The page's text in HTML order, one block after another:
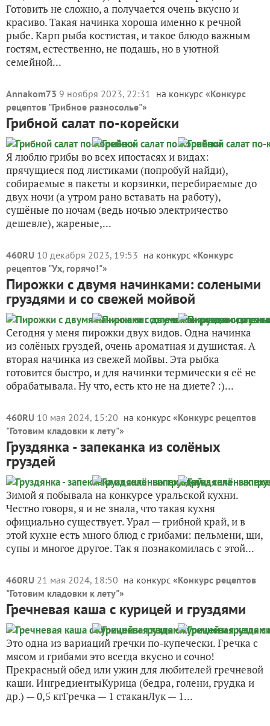
Готовить не сложно, а получается очень вкусно и
красиво. Такая начинка хороша именно к речной
рыбе. Карп рыба костистая, и такое блюдо важным
гостям, естественно, не подашь, но в уютной
семейной...
Annakom73 9 ноября 2023, 22:31 на конкурс «Конкурс
рецептов "Грибное разносолье"»
Грибной салат по-корейски
Я люблю грибы во всех ипостасях и видах:
прячущиеся под листиками (попробуй найди),
собираемые в пакеты и корзинки, перебираемые до
двух ночи (а утром рано вставать на работу),
сушёные по ночам (ведь ночью электричество
дешевле), жареные,...
460RU 10 декабря 2023, 19:53 на конкурс «Конкурс
рецептов "Ух, горячо!"»
Пирожки с двумя начинками: солеными
груздями и со свежей мойвой
Сегодня у меня пирожки двух видов. Одна начинка
из солёных груздей, очень ароматная и душистая. А
вторая начинка из свежей мойвы. Эта рыбка
готовится быстро, и для начинки термически я её не
обрабатывала. Ну что, есть кто не на диете? :)...
460RU 10 мая 2024, 15:20 на конкурс «Конкурс рецептов
"Готовим кладовки к лету"»
Груздянка - запеканка из солёных
груздей
Зимой я побывала на конкурсе уральской кухни.
Честно говоря, я и не знала, что такая кухня
официально существует. Урал — грибной край, и в
этой кухне есть много блюд с грибами: пельмени, щи,
супы и многое другое. Так я познакомилась с этой...
460RU 21 мая 2024, 18:50 на конкурс «Конкурс рецептов
"Готовим кладовки к лету"»
Гречневая каша с курицей и груздями
Это одна из вариаций гречки по-купечески. Гречка с
мясом и грибами это всегда вкусно и сочно!
Прекрасный обед или ужин для любителей гречневой
каши. ИнгредиентыКурица (бедра, голени, грудка и
др.) — 0,5 кгГречка — 1 стаканЛук — 1...